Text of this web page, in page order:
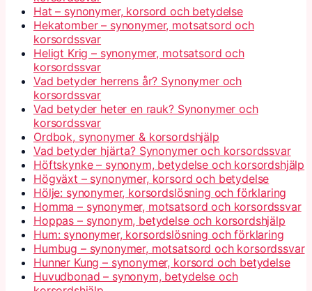
Hat – synonymer, korsord och betydelse
Hekatomber – synonymer, motsatsord och
korsordssvar
Heligt Krig – synonymer, motsatsord och
korsordssvar
Vad betyder herrens år? Synonymer och
korsordssvar
Vad betyder heter en rauk? Synonymer och
korsordssvar
Ordbok, synonymer & korsordshjälp
Vad betyder hjärta? Synonymer och korsordssvar
Höftskynke – synonym, betydelse och korsordshjälp
Högväxt – synonymer, korsord och betydelse
Hölje: synonymer, korsordslösning och förklaring
Homma – synonymer, motsatsord och korsordssvar
Hoppas – synonym, betydelse och korsordshjälp
Hum: synonymer, korsordslösning och förklaring
Humbug – synonymer, motsatsord och korsordssvar
Hunner Kung – synonymer, korsord och betydelse
Huvudbonad – synonym, betydelse och